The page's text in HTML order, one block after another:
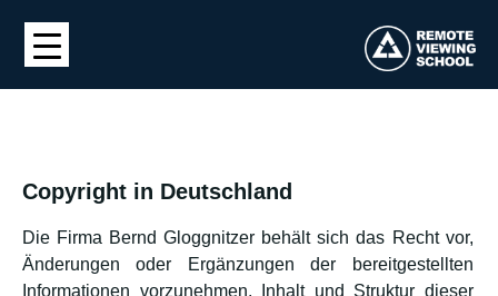
Copyright in Deutschland
Die Firma Bernd Gloggnitzer behält sich das Recht vor,
Änderungen oder Ergänzungen der bereitgestellten
Informationen vorzunehmen. Inhalt und Struktur dieser